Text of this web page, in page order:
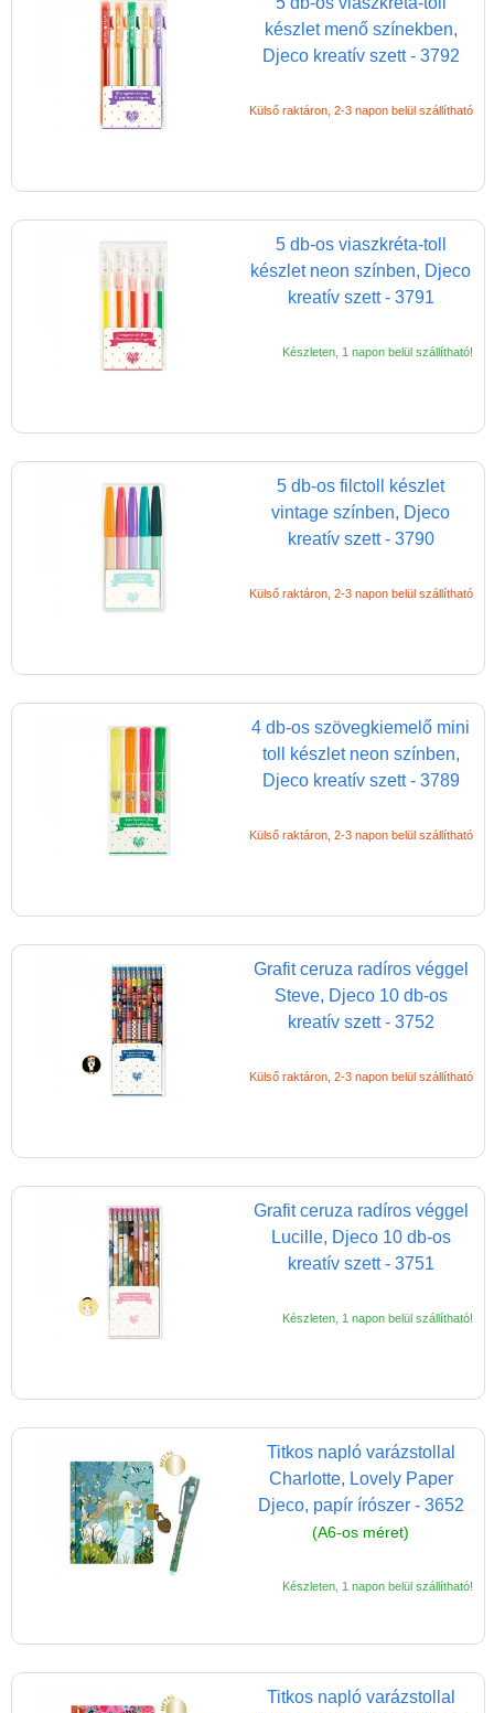
készlet menő színekben,
Djeco kreatív szett - 3792
Külső raktáron, 2-3 napon belül szállítható
5 db-os viaszkréta-toll
készlet neon színben, Djeco
kreatív szett - 3791
Készleten, 1 napon belül szállítható!
5 db-os filctoll készlet
vintage színben, Djeco
kreatív szett - 3790
Külső raktáron, 2-3 napon belül szállítható
4 db-os szövegkiemelő mini
toll készlet neon színben,
Djeco kreatív szett - 3789
Külső raktáron, 2-3 napon belül szállítható
Grafit ceruza radíros véggel
Steve, Djeco 10 db-os
kreatív szett - 3752
Külső raktáron, 2-3 napon belül szállítható
Grafit ceruza radíros véggel
Lucille, Djeco 10 db-os
kreatív szett - 3751
Készleten, 1 napon belül szállítható!
Titkos napló varázstollal
Charlotte, Lovely Paper
Djeco, papír írószer - 3652
(A6-os méret)
Készleten, 1 napon belül szállítható!
Titkos napló varázstollal
Adatkezelés
ÁSZF
Szállítási költség 1490 Ft-tól,
kedvezmény
Miért vásárolj nálunk?
Garancia
Reklamáció és Elállás